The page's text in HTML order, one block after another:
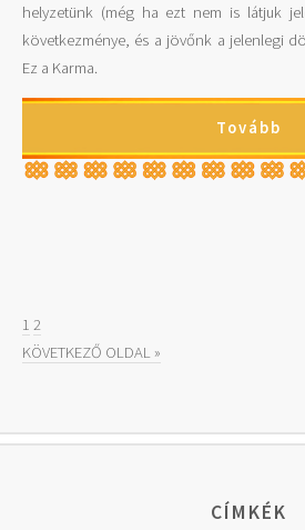
helyzetünk (még ha ezt nem is látjuk
következménye, és a jövőnk a jelenlegi
Ez a Karma.
Tovább
1 2
KÖVETKEZŐ OLDAL »
CÍMKÉK